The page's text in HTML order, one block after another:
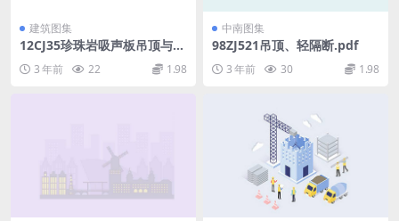
建筑图集
12CJ35珍珠岩吸声板吊顶与墙
面构造－崔申珍珠岩吸声板.p
df 3 年前 22 1.98
中南图集
98ZJ521吊顶、轻隔断.pdf
3 年前 30 1.98